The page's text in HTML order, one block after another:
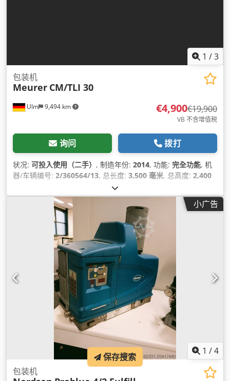
1 /3
Ulm 9,494 km
包装机
Meurer CM/TLI 30
€4,900€19,900
VB 不含增值税
询问 拨打
状况: 可投入使用（二手） , 制造年份: 2014, 功能: 完全功能, 机
器/车辆编号: 2/360564/13, 总长度: 3,500 毫米, 总高度: 2,400
小广告
1 /4
包装机
保存搜索